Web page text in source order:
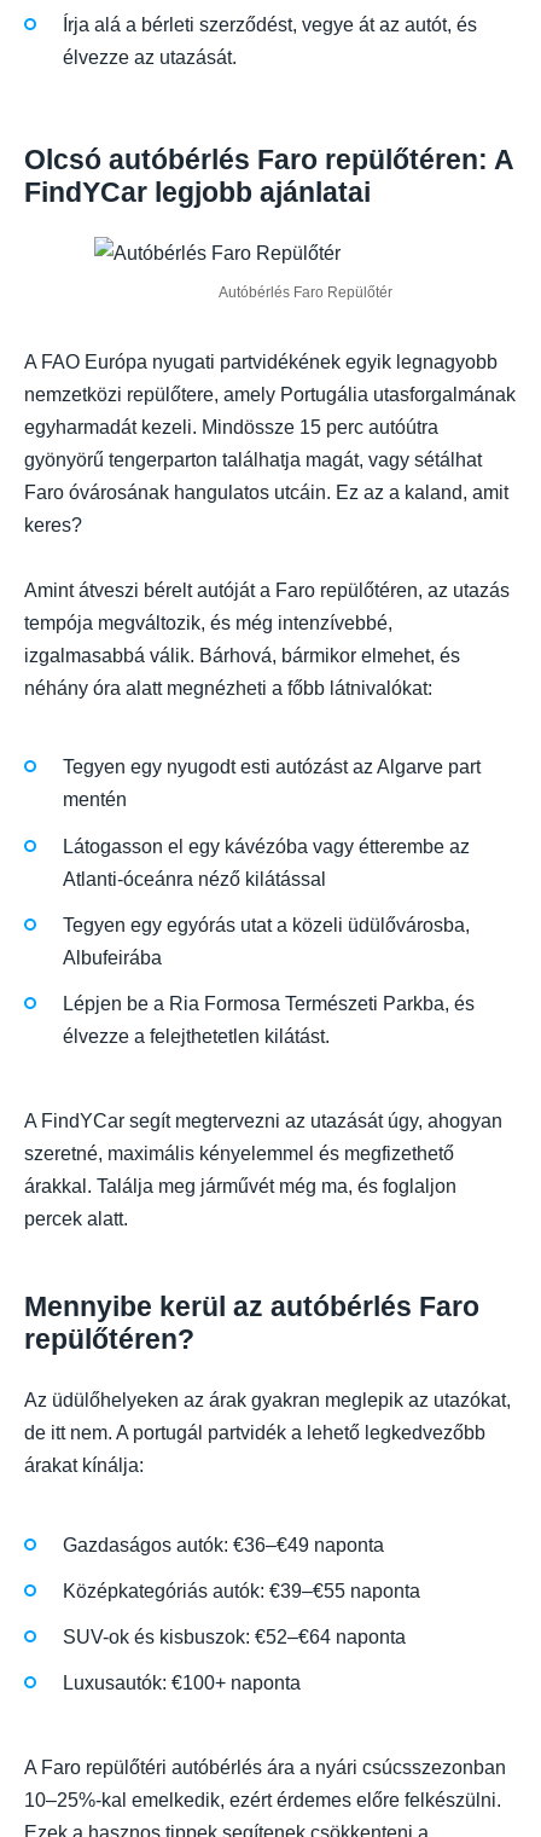
Írja alá a bérleti szerződést, vegye át az autót, és
élvezze az utazását.
Olcsó autóbérlés Faro repülőtéren: A
FindYCar legjobb ajánlatai
Autóbérlés Faro Repülőtér
A FAO Európa nyugati partvidékének egyik legnagyobb
nemzetközi repülőtere, amely Portugália utasforgalmának
egyharmadát kezeli. Mindössze 15 perc autóútra
gyönyörű tengerparton találhatja magát, vagy sétálhat
Faro óvárosának hangulatos utcáin. Ez az a kaland, amit
keres?
Amint átveszi bérelt autóját a Faro repülőtéren, az utazás
tempója megváltozik, és még intenzívebbé,
izgalmasabbá válik. Bárhová, bármikor elmehet, és
néhány óra alatt megnézheti a főbb látnivalókat:
Tegyen egy nyugodt esti autózást az Algarve part
mentén
Látogasson el egy kávézóba vagy étterembe az
Atlanti-óceánra néző kilátással
Tegyen egy egyórás utat a közeli üdülővárosba,
Albufeirába
Lépjen be a Ria Formosa Természeti Parkba, és
élvezze a felejthetetlen kilátást.
A FindYCar segít megtervezni az utazását úgy, ahogyan
szeretné, maximális kényelemmel és megfizethető
árakkal. Találja meg járművét még ma, és foglaljon
percek alatt.
Mennyibe kerül az autóbérlés Faro
repülőtéren?
Az üdülőhelyeken az árak gyakran meglepik az utazókat,
de itt nem. A portugál partvidék a lehető legkedvezőbb
árakat kínálja:
Gazdaságos autók: €36–€49 naponta
Középkategóriás autók: €39–€55 naponta
SUV-ok és kisbuszok: €52–€64 naponta
Luxusautók: €100+ naponta
A Faro repülőtéri autóbérlés ára a nyári csúcsszezonban
10–25%-kal emelkedik, ezért érdemes előre felkészülni.